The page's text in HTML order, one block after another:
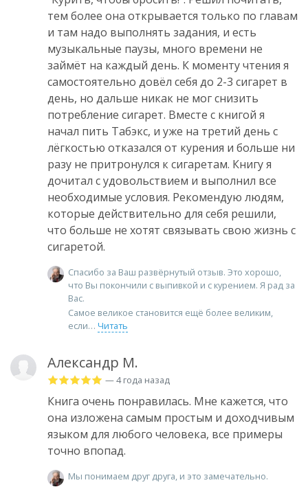
тем более она открывается только по главам
и там надо выполнять задания, и есть
музыкальные паузы, много времени не
займёт на каждый день. К моменту чтения я
самостоятельно довёл себя до 2-3 сигарет в
день, но дальше никак не мог снизить
потребление сигарет. Вместе с книгой я
начал пить Табэкс, и уже на третий день с
лёгкостью отказался от курения и больше ни
разу не притронулся к сигаретам. Книгу я
дочитал с удовольствием и выполнил все
необходимые условия. Рекомендую людям,
которые действительно для себя решили,
что больше не хотят связывать свою жизнь с
сигаретой.
Спасибо за Ваш развёрнутый отзыв. Это хорошо,
что Вы покончили с выпивкой и с курением. Я рад за
Вас.
Самое великое становится ещё более великим,
если
Читать
Александр М.
— 4 года назад
Книга очень понравилась. Мне кажется, что
она изложена самым простым и доходчивым
языком для любого человека, все примеры
точно впопад.
Мы понимаем друг друга, и это замечательно.